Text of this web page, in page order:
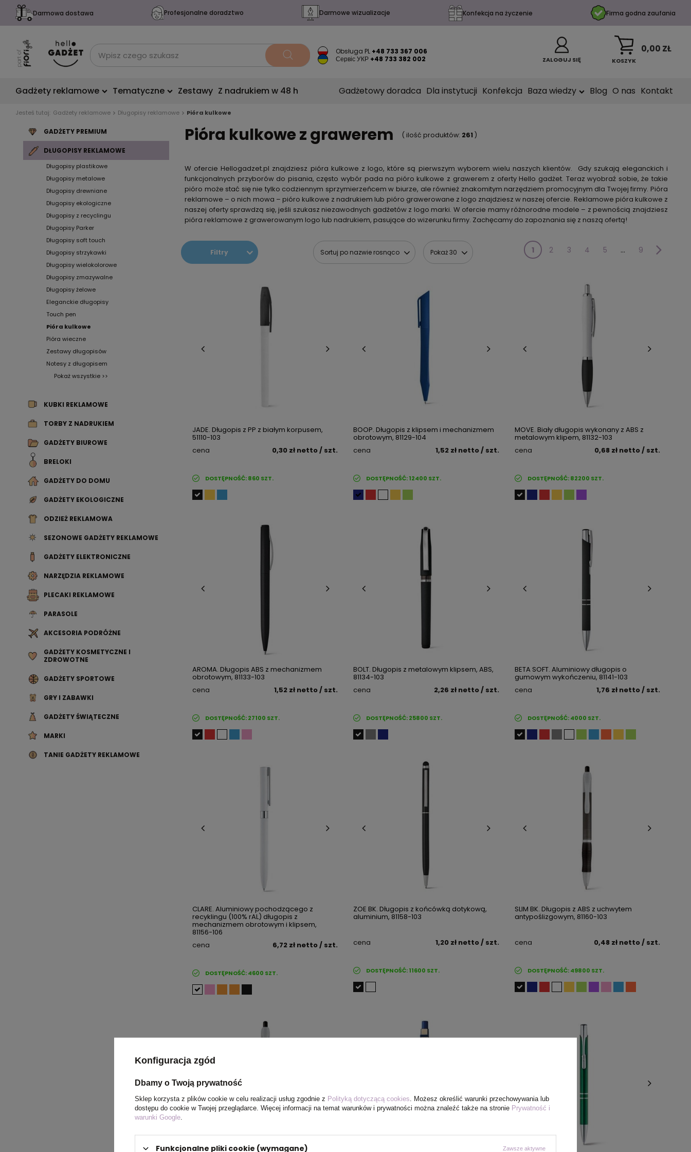
Darmowa dostawa Profesjonalne doradztwo Darmowe wizualizacje Konfekcja na życzenie Firma godna zaufania
Obsługa PL +48 733 367 006
Сервіс УКР +48 733 382 002 ZALOGUJ SIĘ KOSZYK
0,00 ZŁ
Gadżety reklamowe Tematyczne Zestawy Z nadrukiem w 48 h Gadżetowy doradca Dla instytucji Konfekcja Baza wiedzy Blog O nas Kontakt
Jesteś tutaj: Gadżety reklamowe Długopisy reklamowe Pióra kulkowe
GADŻETY PREMIUM
DŁUGOPISY REKLAMOWE
Długopisy plastikowe
Długopisy metalowe
Długopisy drewniane
Długopisy ekologiczne
Długopisy z recyclingu
Długopisy Parker
Długopisy soft touch
Długopisy strzykawki
Długopisy wielokolorowe
Długopisy zmazywalne
Długopisy żelowe
Eleganckie długopisy
Touch pen
Pióra kulkowe
Pióra wieczne
Zestawy długopisów
Notesy z długopisem
Pokaż wszystkie >>
KUBKI REKLAMOWE
TORBY Z NADRUKIEM
GADŻETY BIUROWE
BRELOKI
GADŻETY DO DOMU
GADŻETY EKOLOGICZNE
ODZIEŻ REKLAMOWA
SEZONOWE GADŻETY REKLAMOWE
GADŻETY ELEKTRONICZNE
NARZĘDZIA REKLAMOWE
PLECAKI REKLAMOWE
PARASOLE
AKCESORIA PODRÓŻNE
GADŻETY KOSMETYCZNE I
ZDROWOTNE
GADŻETY SPORTOWE
GRY I ZABAWKI
GADŻETY ŚWIĄTECZNE
MARKI
TANIE GADŻETY REKLAMOWE
Pióra kulkowe z grawerem ( ilość produktów: 261 )
W ofercie Hellogadzet.pl znajdziesz pióra kulkowe z logo, które są pierwszym wyborem wielu naszych klientów.
Gdy szukają eleganckich i
funkcjonalnych przyborów do pisania, często wybór pada na pióro kulkowe z grawerem z oferty Hello gadżet. Teraz wyobraź sobie, że takie
pióro może stać się nie tylko codziennym sprzymierzeńcem w biurze, ale również znakomitym narzędziem promocyjnym dla Twojej firmy. Pióra
reklamowe – o nich mowa – pióro kulkowe z nadrukiem lub pióro grawerowane z logo znajdziesz w naszej ofercie. Reklamowe pióra kulkowe z
naszej ofertysprawdzą się, jeśli szukasz niezawodnych gadżetów z logo marki. W ofercie mamy różnorodne modele – z pewnością znajdziesz
pióra reklamowe z grawerowanym logo lub nadrukiem, pasujące do wizerunku firmy. Zachęcamy do zapoznania się z naszą ofertą!
Filtry Sortuj po nazwie rosnąco Pokaż 30 1 2 3 4 5 ... 9
JADE. Długopis z PP z białym korpusem,
51110-103
cena
0,30 zł netto/ szt.
DOSTĘPNOŚĆ:860 SZT.
BOOP. Długopis z klipsem i mechanizmem
obrotowym, 81129-104
cena
1,52 złnetto/ szt.
DOSTĘPNOŚĆ:12400 SZT.
MOVE. Biały długopis wykonany z ABS z
metalowym klipem, 81132-103
cena
0,68 złnetto/ szt.
DOSTĘPNOŚĆ:82200 SZT.
AROMA. Długopis ABS z mechanizmem
obrotowym, 81133-103
cena
1,52 zł netto/ szt.
DOSTĘPNOŚĆ:27100 SZT.
BOLT. Długopis z metalowym klipsem, ABS,
81134-103
cena
2,26 złnetto/ szt.
DOSTĘPNOŚĆ:25800 SZT.
BETA SOFT. Aluminiowy długopis o
gumowym wykończeniu, 81141-103
cena
1,76 złnetto/ szt.
DOSTĘPNOŚĆ:4000 SZT.
CLARE. Aluminiowy pochodzącego z
recyklingu (100% rAL) długopis z
mechanizmem obrotowym i klipsem,
81156-106
cena
6,72 zł netto/ szt.
DOSTĘPNOŚĆ:4600 SZT.
ZOE BK. Długopis z końcówką dotykową,
aluminium, 81158-103
cena 1,20 złnetto/ szt.
DOSTĘPNOŚĆ:11600 SZT.
SLIM BK. Długopis z ABS z uchwytem
antypoślizgowym, 81160-103
cena 0,48 złnetto/ szt.
DOSTĘPNOŚĆ:49800 SZT.
Konfiguracja zgód
Dbamy o Twoją prywatność
Sklep korzysta z plików cookie w celu realizacji usług zgodnie z Polityką dotyczącą cookies . Możesz określić warunki przechowywania lub
dostępu do cookie w Twojej przeglądarce. Więcej informacji na temat warunków i prywatności można znaleźć także na stronie Prywatność i
warunki Google
Funkcjonalne pliki cookie (wymagane) Zawsze aktywne